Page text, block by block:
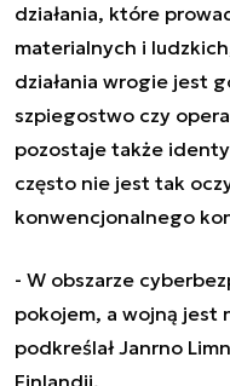
działania, które
materialnych i
działania wrogie jest
szpiegostwo czy
pozostaje także
często nie jest tak
konwencjonalnego
- W obszarze
pokojem, a wojną jest
podkreślał Janrno